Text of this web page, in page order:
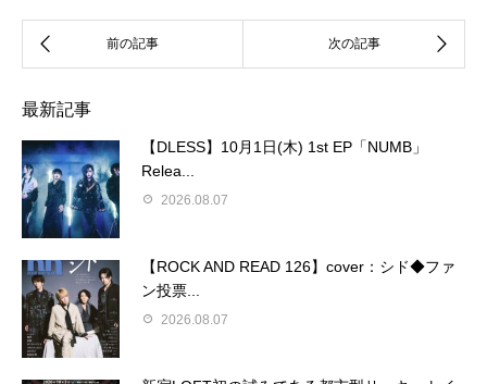
最新記事
【DLESS】10月1日(木) 1st EP「NUMB」
Relea...
2026.08.07
【ROCK AND READ 126】cover：シド◆ファ
ン投票...
2026.08.07